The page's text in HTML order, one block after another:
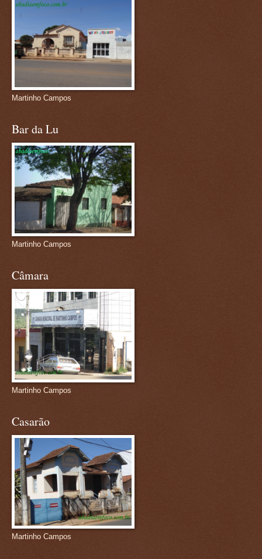
Martinho Campos
Bar da Lu
Martinho Campos
Câmara
Martinho Campos
Casarão
Martinho Campos